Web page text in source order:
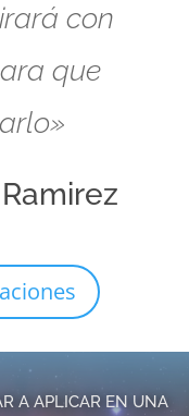
con
que
A APLICAR EN UNA